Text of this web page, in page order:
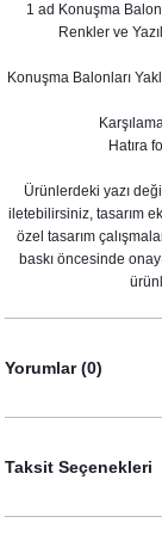
Okaliptus Yapraklı
Okaliptus Yapraklı
1 ad Konuşma
Renkler ve
Konuşma Balonları
Hatıra
Ürünlerdeki yazı
iletebilirsiniz, tasarım
özel tasarım
baskı öncesinde
Yorumlar (0)
Taksit Seçenekleri